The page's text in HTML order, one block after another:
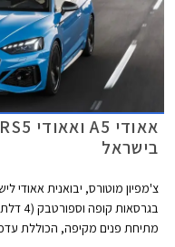
בישראל
מתיחת פנים מקיפה, הכוללת